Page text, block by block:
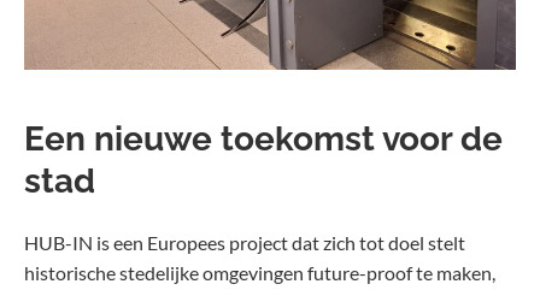
Een nieuwe toekomst voor de
stad
HUB-IN is een Europees project dat zich tot doel stelt
historische stedelijke omgevingen future-proof te maken,